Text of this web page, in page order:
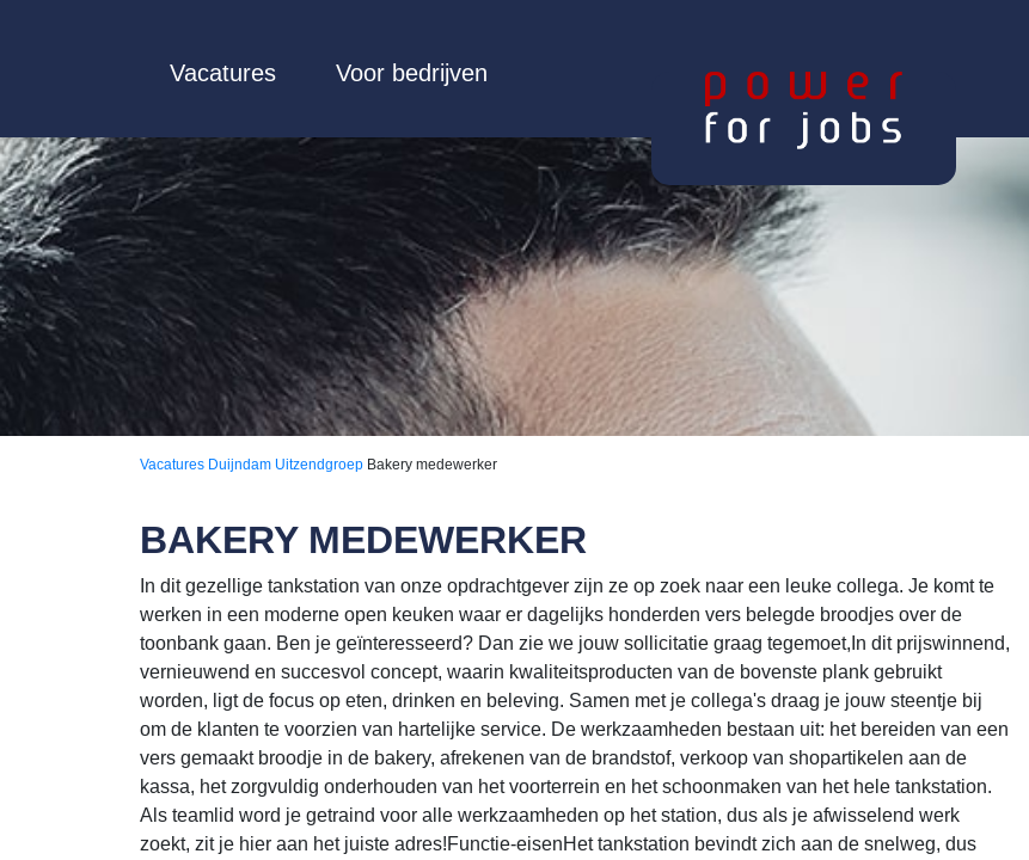
Vacatures Voor bedrijven
Vacatures Duijndam Uitzendgroep Bakery medewerker
BAKERY MEDEWERKER
In dit gezellige tankstation van onze opdrachtgever zijn ze op zoek naar een leuke collega. Je komt te
werken in een moderne open keuken waar er dagelijks honderden vers belegde broodjes over de
toonbank gaan. Ben je geïnteresseerd? Dan zie we jouw sollicitatie graag tegemoet,In dit prijswinnend,
vernieuwend en succesvol concept, waarin kwaliteitsproducten van de bovenste plank gebruikt
worden, ligt de focus op eten, drinken en beleving. Samen met je collega's draag je jouw steentje bij
om de klanten te voorzien van hartelijke service. De werkzaamheden bestaan uit: het bereiden van een
vers gemaakt broodje in de bakery, afrekenen van de brandstof, verkoop van shopartikelen aan de
kassa, het zorgvuldig onderhouden van het voorterrein en het schoonmaken van het hele tankstation.
Als teamlid word je getraind voor alle werkzaamheden op het station, dus als je afwisselend werk
zoekt, zit je hier aan het juiste adres!Functie-eisenHet tankstation bevindt zich aan de snelweg, dus